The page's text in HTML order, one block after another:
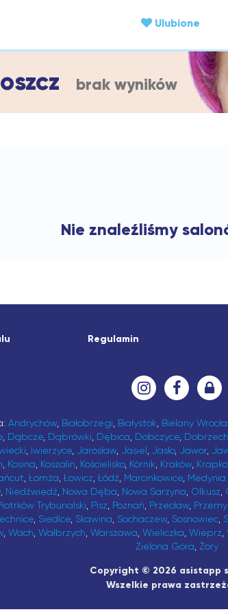
Ulubione
brak wyników
Nie znaleźliśmy
Regulamin
Andrychów, Białobrzegi Białystok Bielany
, Dąbcze, Dąbrówki Dębica Dobczyce,
Iwierzyce Jarosław Jasiel Jasło, Jawor
Kosina Koszalin Kościelisko, Kórnik Kraków
Łomża Łowicz Łódź Marcinkowice, Medynia
, Niedźwiedź Nowa Dęba Nowa Sarzyna Olkusz
Trybunalski Pisz Poznań Przecław,
, Siedlce, Skawina Sochaczew, Sosnowiec,
Wach Wałbrzych Warszawa Wieliczka Wieprz
Zielona Góra Żory
Copyright © 2026 asistapp
Wszelkie prawa